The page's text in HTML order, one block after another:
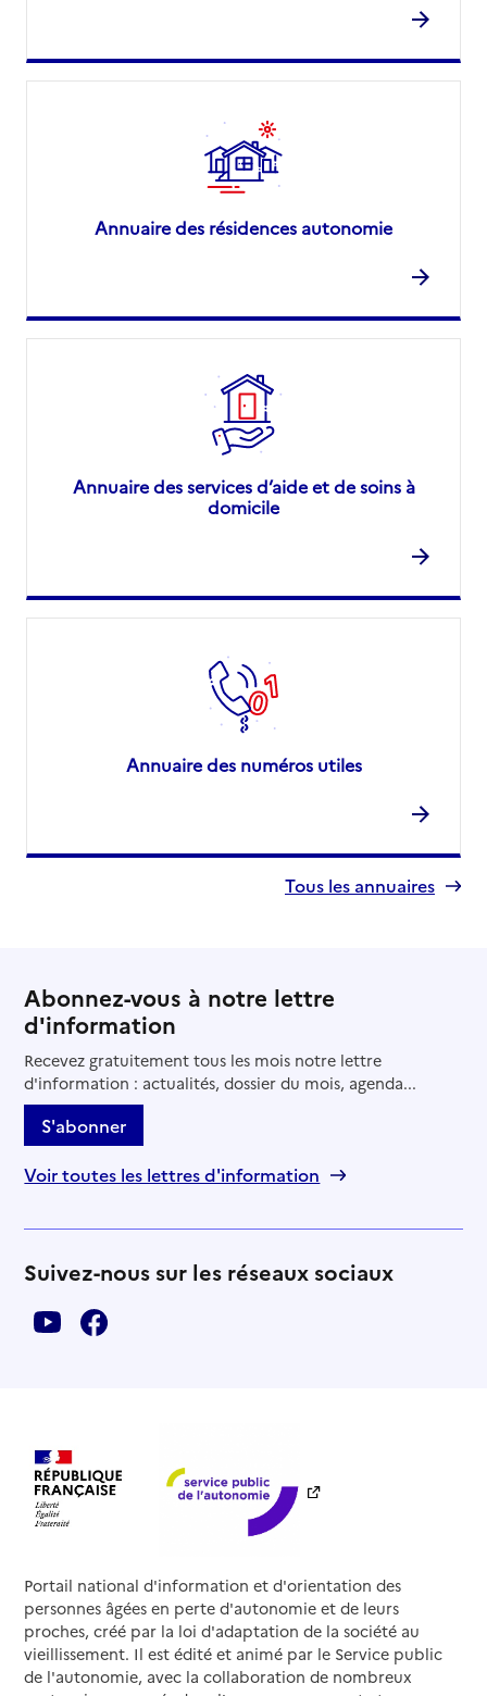
Annuaire des résidences autonomie
Annuaire des services d’aide et de soins à
domicile
Annuaire des numéros utiles
Tous les annuaires
Abonnez-vous à notre lettre
d'information
Recevez gratuitement tous les mois notre lettre
d'information : actualités, dossier du mois, agenda...
S'abonner
Voir toutes les lettres d'information
Suivez-nous sur les réseaux sociaux
Portail national d'information et d'orientation des
personnes âgées en perte d'autonomie et de leurs
proches, créé par la loi d'adaptation de la société au
vieillissement. Il est édité et animé par le Service public
de l'autonomie, avec la collaboration de nombreux